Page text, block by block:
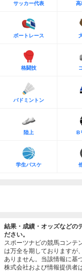
サッカー代表 高
ボートレース
格闘技
バドミントン
陸上 B
学生バスケ
結果・成績・オッズなどの
ださい。
スポーツナビの競馬コンテ
は万全を期しておりますが
ありません。当該情報に基
株式会社および情報提供者